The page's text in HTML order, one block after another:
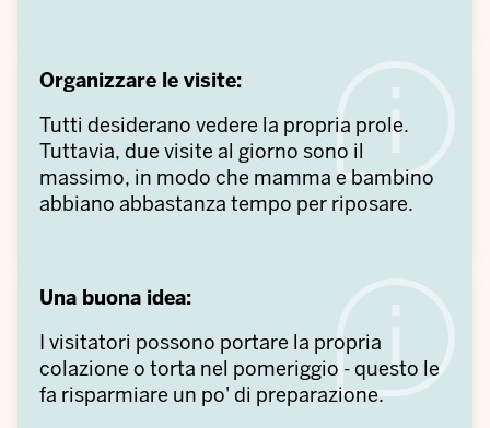
Organizzare le visite:
Tutti desiderano vedere la propria prole.
Tuttavia, due visite al giorno sono il
massimo, in modo che mamma e bambino
abbiano abbastanza tempo per riposare.
Una buona idea:
I visitatori possono portare la propria
colazione o torta nel pomeriggio - questo le
fa risparmiare un po' di preparazione.